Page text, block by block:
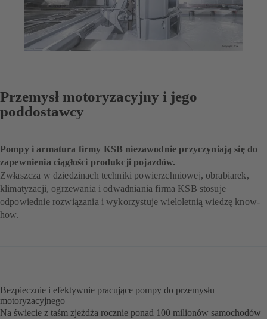
Przemysł motoryzacyjny i jego
poddostawcy
Pompy i armatura firmy KSB niezawodnie przyczyniają się do
zapewnienia ciągłości produkcji pojazdów.
Zwłaszcza w dziedzinach techniki powierzchniowej, obrabiarek,
klimatyzacji, ogrzewania i odwadniania firma KSB stosuje
odpowiednie rozwiązania i wykorzystuje wieloletnią wiedzę know-
how.
Bezpiecznie i efektywnie pracujące pompy do przemysłu
motoryzacyjnego
Na świecie z taśm zjeżdża rocznie ponad 100 milionów samochodów